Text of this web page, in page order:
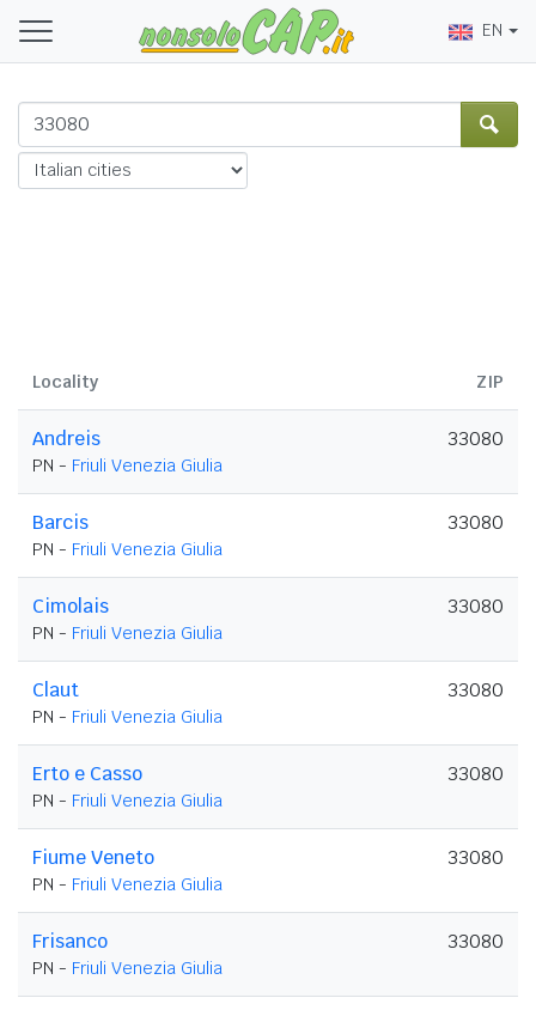
EN
Locality ZIP
Andreis
PN - Friuli Venezia Giulia
33080
Barcis
PN - Friuli Venezia Giulia
33080
Cimolais
PN - Friuli Venezia Giulia
33080
Claut
PN - Friuli Venezia Giulia
33080
Erto e Casso
PN - Friuli Venezia Giulia
33080
Fiume Veneto
PN - Friuli Venezia Giulia
33080
Frisanco
PN - Friuli Venezia Giulia
33080